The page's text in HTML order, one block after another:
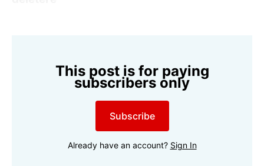
This post is for paying
subscribers only
Subscribe
Already have an account? Sign In